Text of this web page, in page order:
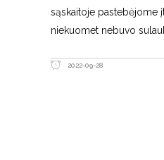
sąskaitoje pastebėjome
niekuomet nebuvo
2022-09-28